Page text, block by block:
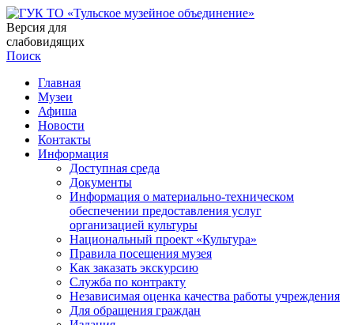
Версия для
слабовидящих
Поиск
Главная
Музеи
Афиша
Новости
Контакты
Информация
Доступная среда
Документы
Информация о материально-техническом
обеспечении предоставления услуг
организацией культуры
Национальный проект «Культура»
Правила посещения музея
Как заказать экскурсию
Служба по контракту
Независимая оценка качества работы учреждения
Для обращения граждан